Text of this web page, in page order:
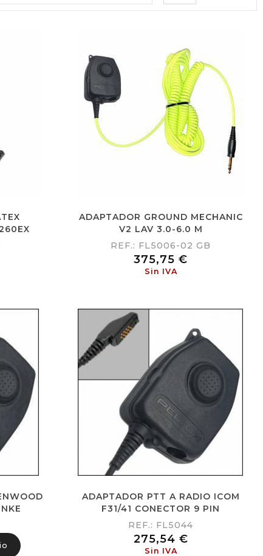
ADAPTADOR GROUND MECHANIC
V2 LAV 3.0-6.0 M
REF.: FL5006-02 GB
Precio
375,75 €
Sin IVA
ADAPTADOR PTT A RADIO ICOM
F31/41 CONECTOR 9 PIN
REF.: FL5044
Precio
275,54 €
Sin IVA